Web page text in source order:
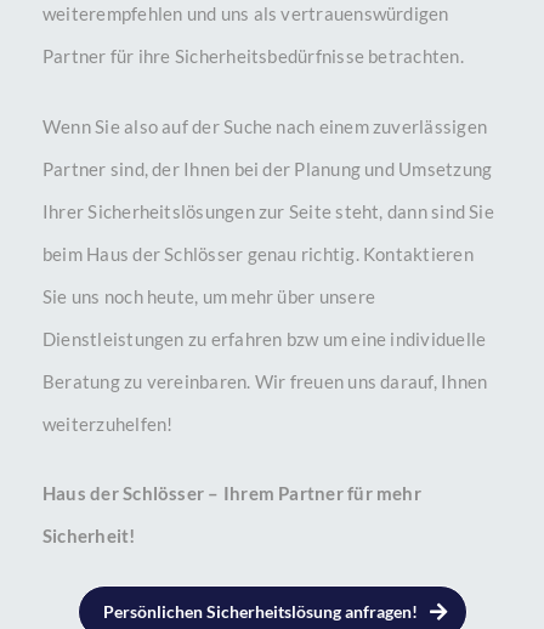
weiterempfehlen und uns als vertrauenswürdigen
Partner für ihre Sicherheitsbedürfnisse betrachten.
Wenn Sie also auf der Suche nach einem zuverlässigen
Partner sind, der Ihnen bei der Planung und Umsetzung
Ihrer Sicherheitslösungen zur Seite steht, dann sind Sie
beim Haus der Schlösser genau richtig. Kontaktieren
Sie uns noch heute, um mehr über unsere
Dienstleistungen zu erfahren bzw um eine individuelle
Beratung zu vereinbaren. Wir freuen uns darauf, Ihnen
weiterzuhelfen!
Haus der Schlösser – Ihrem Partner für mehr
Sicherheit!
Persönlichen Sicherheitslösung anfragen!